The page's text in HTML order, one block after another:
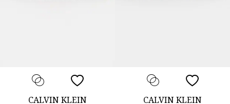
CALVIN KLEIN CALVIN KLEIN